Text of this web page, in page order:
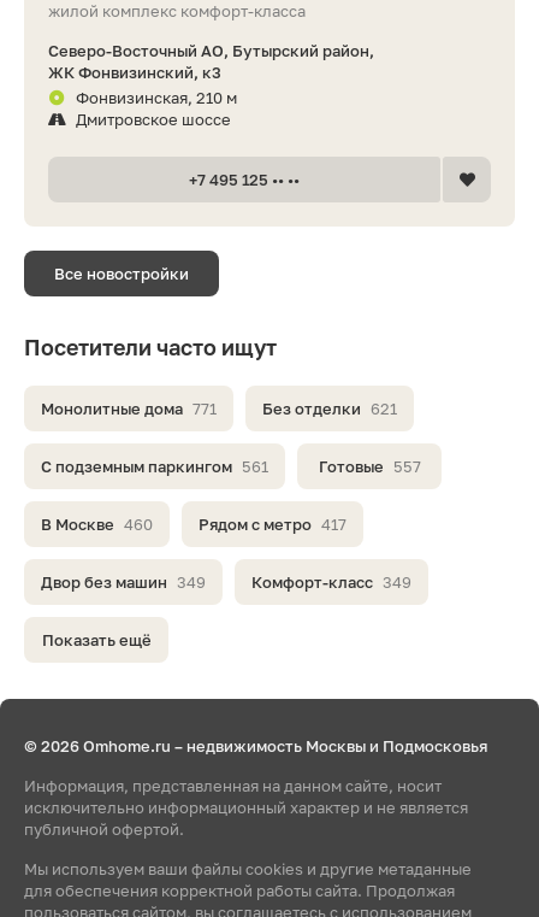
жилой комплекс комфорт-класса
Северо-Восточный АО, Бутырский район,
ЖК Фонвизинский, к3
Фонвизинская, 210 м
Дмитровское шоссе
+7 495 125 •• ••
Все новостройки
Посетители часто ищут
Монолитные дома 771 Без отделки 621
С подземным паркингом 561 Готовые 557
В Москве 460 Рядом с метро 417
Двор без машин 349 Комфорт-класс 349
Показать ещё
© 2026 Omhome.ru – недвижимость Москвы и Подмосковья
Информация, представленная на данном сайте, носит
исключительно информационный характер и не является
публичной офертой.
Мы используем ваши файлы cookies и другие метаданные
для обеспечения корректной работы сайта. Продолжая
пользоваться сайтом, вы соглашаетесь с использованием